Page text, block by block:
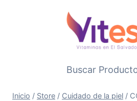
Buscar
Inicio / Store / Cuidado de la piel /